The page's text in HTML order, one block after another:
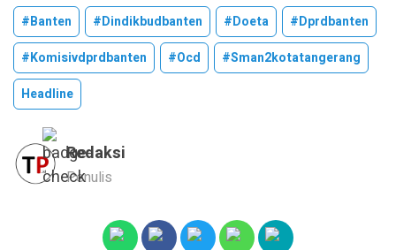
#banten #dindikbudbanten #doeta
#dprdbanten
#komisivdprdbanten
#ocd
#sman2kotatangerang
Headline
Redaksi
Penulis